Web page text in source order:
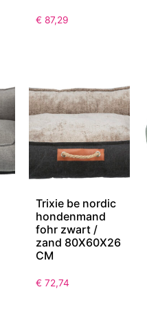
€ 87,29
Trixie be nordic
hondenmand
fohr zwart /
zand 80X60X26
CM
€ 72,74